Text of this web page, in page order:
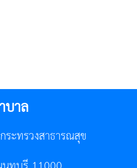
บาล
ะทรวงสาธารณสุข